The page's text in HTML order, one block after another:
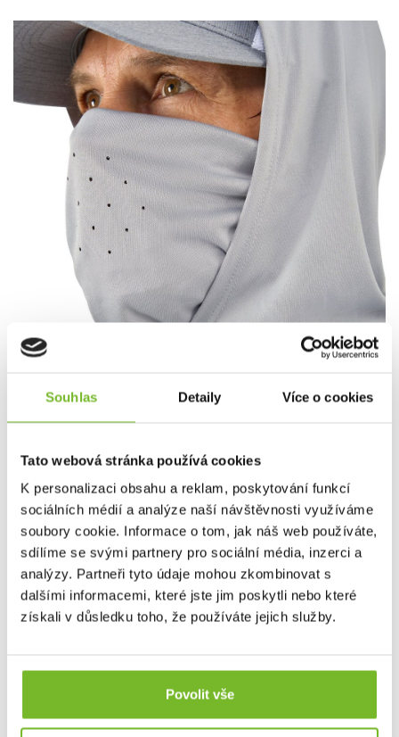
Souhlas Detaily Více o cookies
Tato webová stránka používá cookies
K personalizaci obsahu a reklam, poskytování funkcí
sociálních médií a analýze naší návštěvnosti využíváme
soubory cookie. Informace o tom, jak náš web používáte,
sdílíme se svými partnery pro sociální média, inzerci a
analýzy. Partneři tyto údaje mohou zkombinovat s
dalšími informacemi, které jste jim poskytli nebo které
získali v důsledku toho, že používáte jejich služby.
Povolit vše